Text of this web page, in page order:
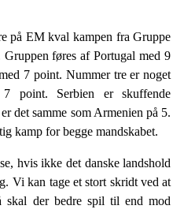
på EM kval kampen fra Gruppe
føres af Portugal med 9
7 point. Nummer tre er noget
7 point. Serbien er skuffende
det samme som Armenien på 5.
kamp for begge mandskabet.
hvis ikke det danske landshold
Vi kan tage et stort skridt ved at
skal der bedre spil til end mod